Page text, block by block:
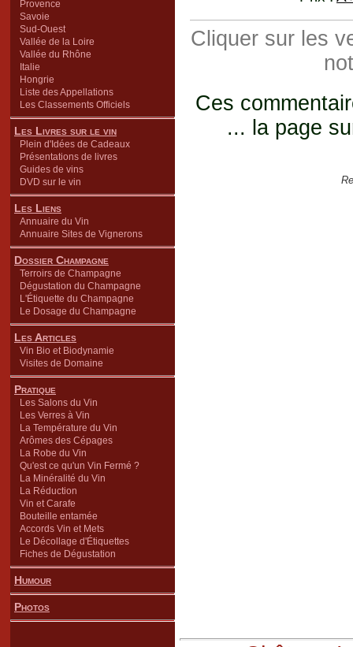
Provence
Savoie
Sud-Ouest
Vallée de la Loire
Vallée du Rhône
Italie
Hongrie
Liste des Appellations
Les Classements Officiels
Les Livres sur le vin
Plein d'Idées de Cadeaux
Présentations de livres
Guides de vins
DVD sur le vin
Les Liens
Annuaire du Vin
Annuaire Sites de Vignerons
Dossier Champagne
Terroirs de Champagne
Dégustation du Champagne
L'Étiquette du Champagne
Le Dosage du Champagne
Les Articles
Vin Bio et Biodynamie
Visites de Domaine
Pratique
Les Salons du Vin
Les Verres à Vin
La Température du Vin
Arômes des Cépages
La Robe du Vin
Qu'est ce qu'un Vin Fermé ?
La Minéralité du Vin
La Réduction
Vin et Carafe
Bouteille entamée
Accords Vin et Mets
Le Décollage d'Étiquettes
Fiches de Dégustation
Humour
Photos
Cliquer sur les
Ces
... la page